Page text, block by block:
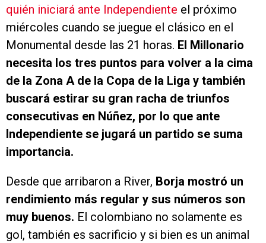
quién iniciará ante Independiente el próximo
miércoles cuando se juegue el clásico en el
Monumental desde las 21 horas. El Millonario
necesita los tres puntos para volver a la cima
de la Zona A de la Copa de la Liga y también
buscará estirar su gran racha de triunfos
consecutivas en Núñez, por lo que ante
Independiente se jugará un partido se suma
importancia.
Desde que arribaron a River, Borja mostró un
rendimiento más regular y sus números son
muy buenos. El colombiano no solamente es
gol, también es sacrificio y si bien es un animal